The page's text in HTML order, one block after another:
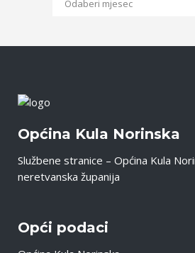
Općina Kula Norinska
Službene stranice – Općina Kula
neretvanska županija
Opći podaci